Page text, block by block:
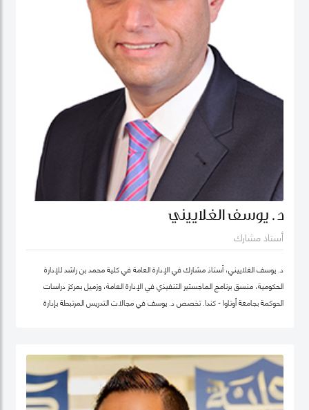
د. يوسف الغلاييني
أستاذ مشارك
د. يوسف الغلاييني، أستاذ مشارك في الإدارة العامة في كلية محمد بن راشد للإدارة
الحكومية، منسق برنامج الماجستير التنفيذي في الإدارة العامة، وزميل بمركز دراسات
الحوكمة بجامعة أوتاوا - كندا. تَخصص د. يوسف في مجالات التدريس المرتبطة بإدارة
العامة. قبل التحاقه بكلية محمد بن راشد للإدارة الحكومية، عمل الدكتور يوسف كأستاذ
مساعد وشغل منصب مدير برنامج إدارة الموارد البشرية في كلية إدارة الأعمال في الكلية
الأسترالية في دولة الكويت. قبل ذلك، عمل كمستشار للحكومة الاتحادية في كندا في عدد
من المشاريع المرتبطة بالتطوير المؤسسي و بناء القدرات التنظيمية حيث قام بتصميم